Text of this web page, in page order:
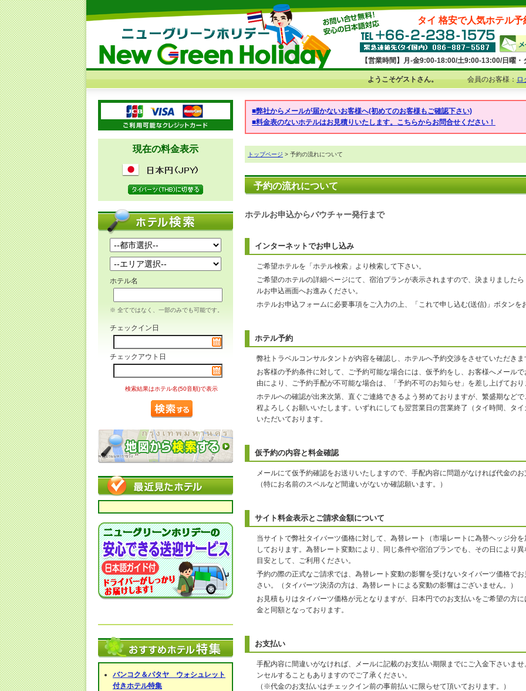
タイ 格安で人気ホテル
【営業時間】月-金9:00-18:00/土9:00-13:00/日曜・
ようこそゲストさん。 会員のお客様：ロ
現在の料金表示
ホテル名
※ 全てではなく、一部のみでも可能です。
チェックイン日
チェックアウト日
検索結果はホテル名(50音順)で表示
バンコク＆パタヤ ウォシュレット
付きホテル特集
■弊社からメールが届かないお客様へ(初めてのお客様もご確認下さい)
■料金表のないホテルはお見積りいたします。こちらからお問合せください！
トップページ > 予約の流れについて
予約の流れについて
ホテルお申込からバウチャー発行まで
インターネットでお申し込み
ご希望ホテルを「ホテル検索」より検索して下さい。
ご希望のホテルの詳細ページにて、宿泊プランが表示されますので、決まりました
ルお申込画面へお進みください。
ホテルお申込フォームに必要事項をご入力の上、「これで申し込む(送信)」ボタンを
ホテル予約
弊社トラベルコンサルタントが内容を確認し、ホテルへ予約交渉をさせていただきま
お客様の予約条件に対して、ご予約可能な場合には、仮予約をし、お客様へメール
由により、ご予約手配が不可能な場合は、「予約不可のお知らせ」を差し上げており
ホテルへの確認が出来次第、直ぐご連絡できるよう努めておりますが、繁盛期など
程よろしくお願いいたします。いずれにしても翌営業日の営業終了（タイ時間、タ
いただいております。
仮予約の内容と料金確認
メールにて仮予約確認をお送りいたしますので、手配内容に問題がなければ代金の
（特にお名前のスペルなど間違いがないか確認願います。）
サイト料金表示とご請求金額について
当サイトで弊社タイバーツ価格に対して、為替レート（市場レートに為替ヘッジ分
しております。為替レート変動により、同じ条件や宿泊プランでも、その日により
目安として、ご利用ください。
予約の際の正式なご請求では、為替レート変動の影響を受けないタイバーツ価格で
さい。（タイバーツ決済の方は、為替レートによる変動の影響はございません。）
お見積もりはタイバーツ価格が元となりますが、日本円でのお支払いをご希望の方
金と同額となっております。
お支払い
手配内容に間違いがなければ、メールに記載のお支払い期限までにご入金下さいま
ンセルすることもありますのでご了承ください。
（※代金のお支払いはチェックイン前の事前払いに限らせて頂いております。）